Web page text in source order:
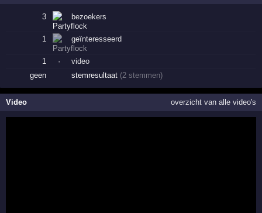
3 bezoekers
1 geïnteresseerd
1 ·
video
geen
stemresultaat (2 stemmen)
Video overzicht van alle video's